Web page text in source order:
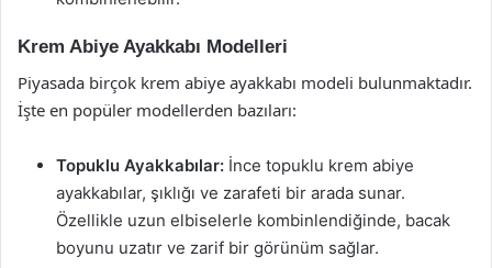
Krem Abiye Ayakkabı Modelleri
Piyasada birçok krem abiye ayakkabı modeli bulunmaktadır.
İşte en popüler modellerden bazıları:
Topuklu Ayakkabılar: İnce topuklu krem abiye
ayakkabılar, şıklığı ve zarafeti bir arada sunar.
Özellikle uzun elbiselerle kombinlendiğinde, bacak
boyunu uzatır ve zarif bir görünüm sağlar.